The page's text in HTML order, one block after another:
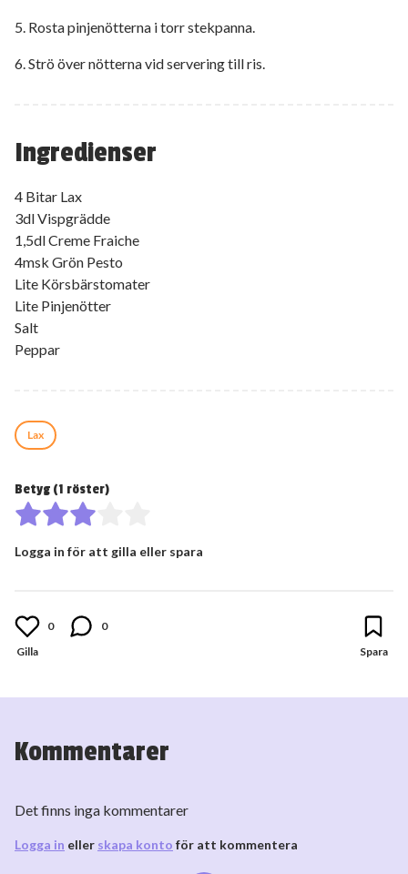
Ingredienser
4 Bitar Lax
3dl Vispgrädde
1,5dl Creme Fraiche
4msk Grön Pesto
Lite Körsbärstomater
Lite Pinjenötter
Salt
Peppar
5. Rosta pinjenötterna i torr stekpanna.
6. Strö över nötterna vid servering till ris.
Lax
Betyg (1 röster)
Logga in för att gilla eller spara
0 0
Kommentarer
Det finns inga kommentarer
Logga in eller skapa konto för att kommentera